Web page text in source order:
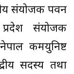
संयोजक पवन
प्रदेश संयोजक
कमयुनिष्ट
सदस्य तथा